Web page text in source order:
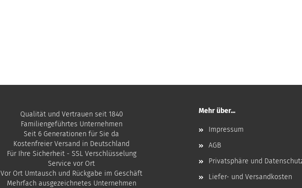
Qualität und Vertrauen seit 1840
Familiengeführtes Unternehmen
Seit 6 Generationen für Sie da
Kostenfreier Versand in Deutschland
Für Ihre Sicherheit - SSL Verschlüsselung
Service vor Ort
Vor Ort Umtausch und Rückgabe im Geschäft
Mehrfach ausgezeichnetes Unternehmen
Mehr über...
Impressum
AGB
Privatsphäre und
Liefer- und Versandkosten